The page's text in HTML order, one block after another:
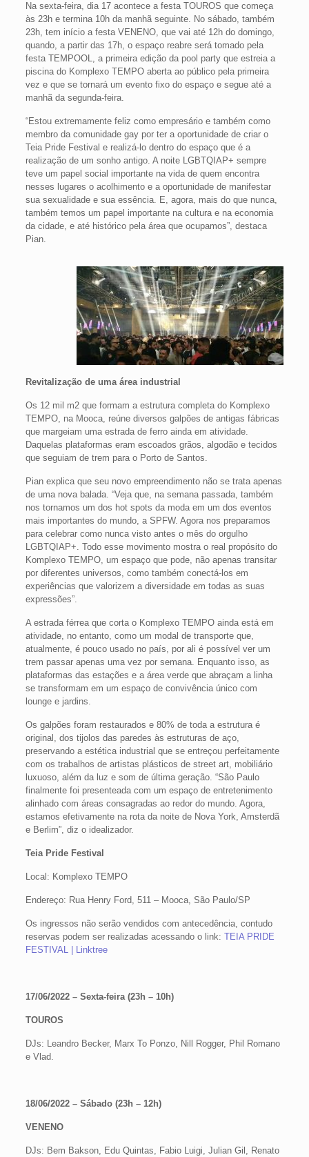
Na sexta-feira, dia 17 acontece a festa TOUROS que começa
às 23h e termina 10h da manhã seguinte. No sábado, também
23h, tem início a festa VENENO, que vai até 12h do domingo,
quando, a partir das 17h, o espaço reabre será tomado pela
festa TEMPOOL, a primeira edição da pool party que estreia a
piscina do Komplexo TEMPO aberta ao público pela primeira
vez e que se tornará um evento fixo do espaço e segue até a
manhã da segunda-feira.
“Estou extremamente feliz como empresário e também como
membro da comunidade gay por ter a oportunidade de criar o
Teia Pride Festival e realizá-lo dentro do espaço que é a
realização de um sonho antigo. A noite LGBTQIAP+ sempre
teve um papel social importante na vida de quem encontra
nesses lugares o acolhimento e a oportunidade de manifestar
sua sexualidade e sua essência. E, agora, mais do que nunca,
também temos um papel importante na cultura e na economia
da cidade, e até histórico pela área que ocupamos”, destaca
Pian.
Revitalização de uma área industrial
Os 12 mil m2 que formam a estrutura completa do Komplexo
TEMPO, na Mooca, reúne diversos galpões de antigas fábricas
que margeiam uma estrada de ferro ainda em atividade.
Daquelas plataformas eram escoados grãos, algodão e tecidos
que seguiam de trem para o Porto de Santos.
Pian explica que seu novo empreendimento não se trata apenas
de uma nova balada. “Veja que, na semana passada, também
nos tornamos um dos hot spots da moda em um dos eventos
mais importantes do mundo, a SPFW. Agora nos preparamos
para celebrar como nunca visto antes o mês do orgulho
LGBTQIAP+. Todo esse movimento mostra o real propósito do
Komplexo TEMPO, um espaço que pode, não apenas transitar
por diferentes universos, como também conectá-los em
experiências que valorizem a diversidade em todas as suas
expressões”.
A estrada férrea que corta o Komplexo TEMPO ainda está em
atividade, no entanto, como um modal de transporte que,
atualmente, é pouco usado no país, por ali é possível ver um
trem passar apenas uma vez por semana. Enquanto isso, as
plataformas das estações e a área verde que abraçam a linha
se transformam em um espaço de convivência único com
lounge e jardins.
Os galpões foram restaurados e 80% de toda a estrutura é
original, dos tijolos das paredes às estruturas de aço,
preservando a estética industrial que se entreçou perfeitamente
com os trabalhos de artistas plásticos de street art, mobiliário
luxuoso, além da luz e som de última geração. “São Paulo
finalmente foi presenteada com um espaço de entretenimento
alinhado com áreas consagradas ao redor do mundo. Agora,
estamos efetivamente na rota da noite de Nova York, Amsterdã
e Berlim”, diz o idealizador.
Teia Pride Festival
Local: Komplexo TEMPO
Endereço: Rua Henry Ford, 511 – Mooca, São Paulo/SP
Os ingressos não serão vendidos com antecedência, contudo
reservas podem ser realizadas acessando o link: TEIA PRIDE
FESTIVAL | Linktree
17/06/2022 – Sexta-feira (23h – 10h)
TOUROS
DJs: Leandro Becker, Marx To Ponzo, Nill Rogger, Phil Romano
e Vlad.
18/06/2022 – Sábado (23h – 12h)
VENENO
DJs: Bem Bakson, Edu Quintas, Fabio Luigi, Julian Gil, Renato